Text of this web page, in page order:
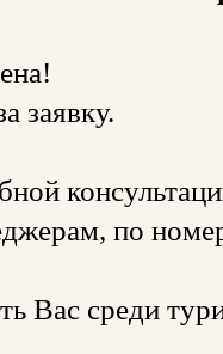
заявку.
по
Вас среди